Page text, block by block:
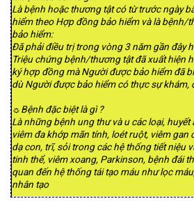
Là bệnh hoặc thương tật có từ trước ngày
hiểm theo Hợp đồng bảo hiểm và là bệnh/
bảo hiểm:
Đã phải điều trị trong vòng 3 năm gần đây
Triệu chứng bệnh/thương tật đã xuất hiện
ký hợp đồng mà Người được bảo hiểm đã
dù Người được bảo hiểm có thực sự khám,
☼Bệnh đặc biệt là gì ?
Là những bệnh ung thư và u các loại, huyết
viêm đa khớp mãn tính, loét ruột, viêm gan
dạ con, trĩ, sỏi trong các hệ thống tiết niệu
tinh thể, viêm xoang, Parkinson, bệnh đái
quan đến hệ thống tái tạo máu như lọc
nhân tạo